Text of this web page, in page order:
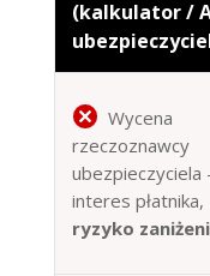
(kalkulator /
Wycena
rzeczoznawcy
interes płatnika,
ryzyko